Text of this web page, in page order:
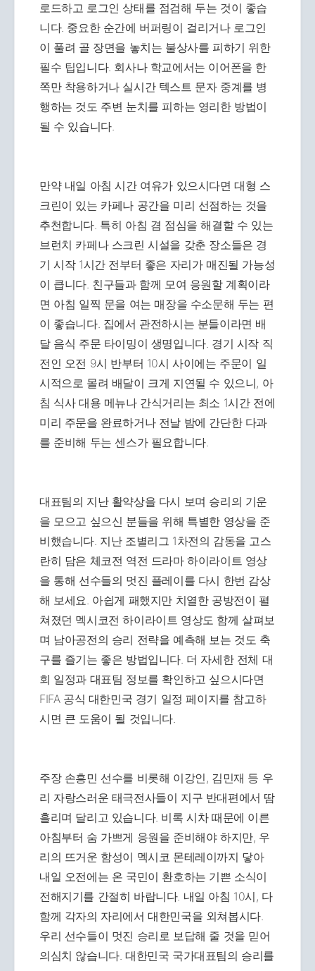
로드하고 로그인 상태를 점검해 두는 것이 좋습
니다. 중요한 순간에 버퍼링이 걸리거나 로그인
이 풀려 골 장면을 놓치는 불상사를 피하기 위한
필수 팁입니다. 회사나 학교에서는 이어폰을 한
쪽만 착용하거나 실시간 텍스트 문자 중계를 병
행하는 것도 주변 눈치를 피하는 영리한 방법이
될 수 있습니다.
만약 내일 아침 시간 여유가 있으시다면 대형 스
크린이 있는 카페나 공간을 미리 선점하는 것을
추천합니다. 특히 아침 겸 점심을 해결할 수 있는
브런치 카페나 스크린 시설을 갖춘 장소들은 경
기 시작 1시간 전부터 좋은 자리가 매진될 가능성
이 큽니다. 친구들과 함께 모여 응원할 계획이라
면 아침 일찍 문을 여는 매장을 수소문해 두는 편
이 좋습니다. 집에서 관전하시는 분들이라면 배
달 음식 주문 타이밍이 생명입니다. 경기 시작 직
전인 오전 9시 반부터 10시 사이에는 주문이 일
시적으로 몰려 배달이 크게 지연될 수 있으니, 아
침 식사 대용 메뉴나 간식거리는 최소 1시간 전에
미리 주문을 완료하거나 전날 밤에 간단한 다과
를 준비해 두는 센스가 필요합니다.
대표팀의 지난 활약상을 다시 보며 승리의 기운
을 모으고 싶으신 분들을 위해 특별한 영상을 준
비했습니다. 지난 조별리그 1차전의 감동을 고스
란히 담은 체코전 역전 드라마 하이라이트 영상
을 통해 선수들의 멋진 플레이를 다시 한번 감상
해 보세요. 아쉽게 패했지만 치열한 공방전이 펼
쳐졌던 멕시코전 하이라이트 영상도 함께 살펴보
며 남아공전의 승리 전략을 예측해 보는 것도 축
구를 즐기는 좋은 방법입니다. 더 자세한 전체 대
회 일정과 대표팀 정보를 확인하고 싶으시다면
FIFA 공식 대한민국 경기 일정 페이지를 참고하
시면 큰 도움이 될 것입니다.
주장 손흥민 선수를 비롯해 이강인, 김민재 등 우
리 자랑스러운 태극전사들이 지구 반대편에서 땀
흘리며 달리고 있습니다. 비록 시차 때문에 이른
아침부터 숨 가쁘게 응원을 준비해야 하지만, 우
리의 뜨거운 함성이 멕시코 몬테레이까지 닿아
내일 오전에는 온 국민이 환호하는 기쁜 소식이
전해지기를 간절히 바랍니다. 내일 아침 10시, 다
함께 각자의 자리에서 대한민국을 외쳐봅시다.
우리 선수들이 멋진 승리로 보답해 줄 것을 믿어
의심치 않습니다. 대한민국 국가대표팀의 승리를